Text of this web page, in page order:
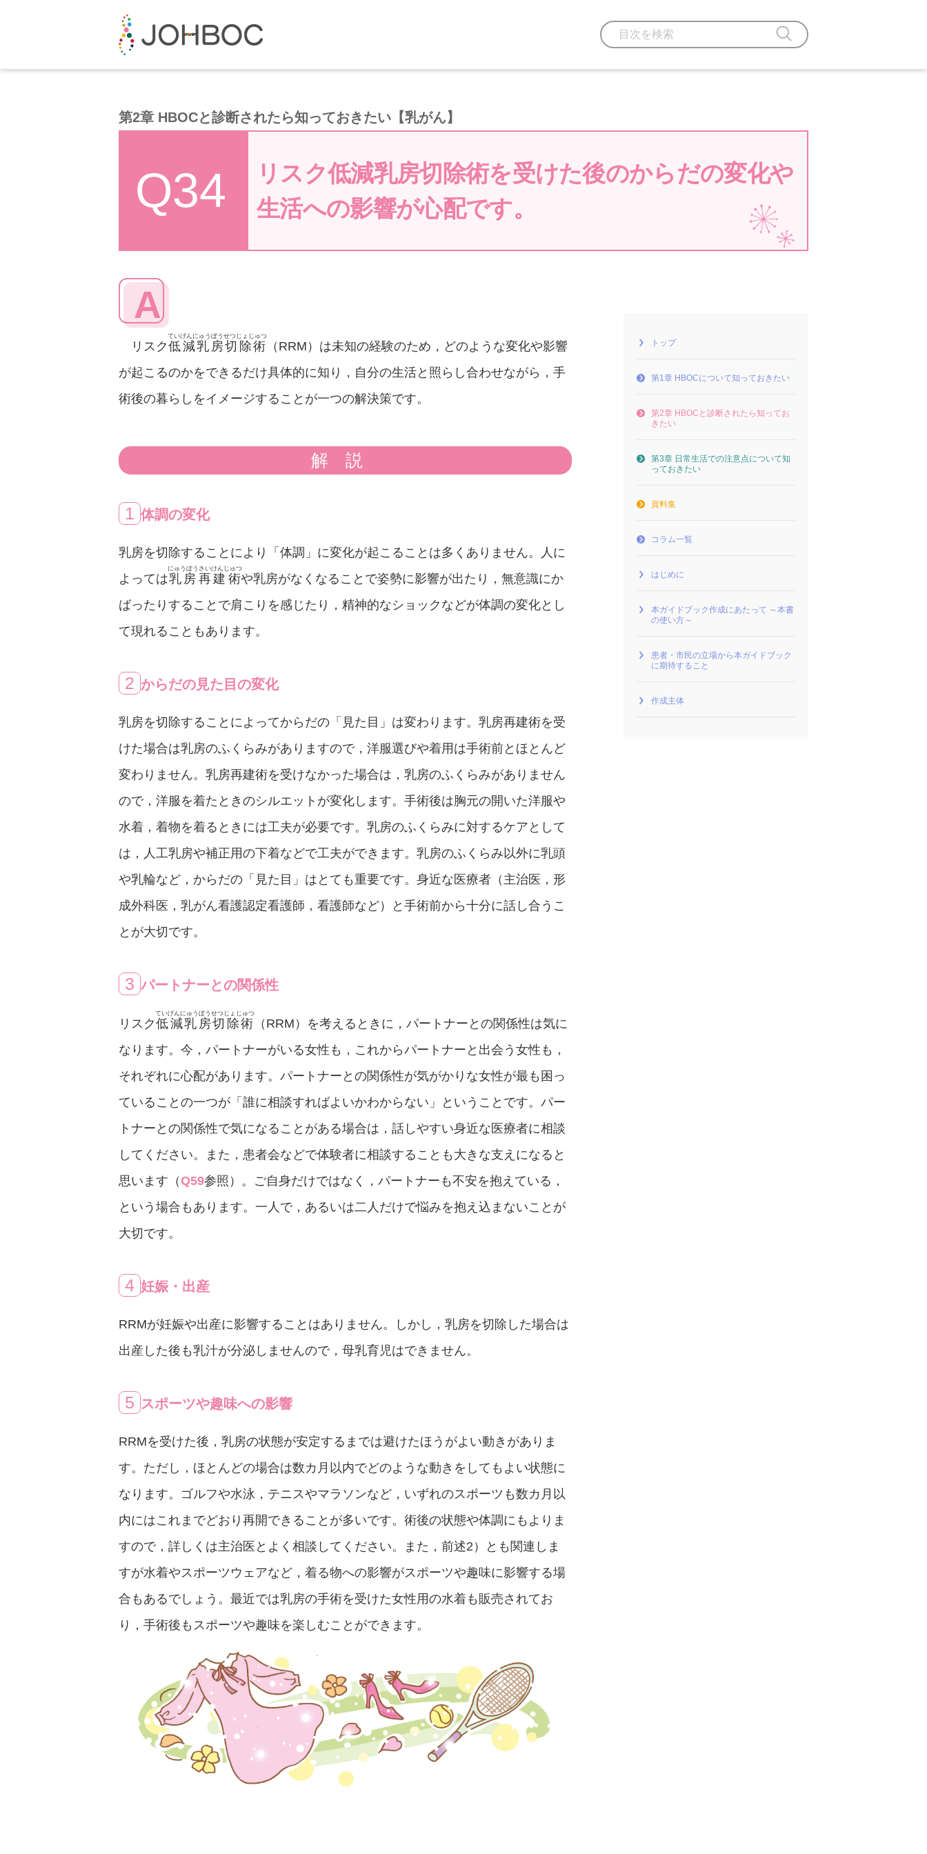
第2章 HBOCと診断されたら知っておきたい【乳がん】
Q34
リスク低減乳房切除術を受けた後のからだの変化や
生活への影響が心配です。
A
リスク低減乳房切除術
ていげんにゅうぼうせつじょじゅつ
（RRM）は未知の経験のため，どのような変化や影響
が起こるのかをできるだけ具体的に知り，自分の生活と照らし合わせながら，手
術後の暮らしをイメージすることが一つの解決策です。
解説
1 体調の変化
乳房を切除することにより「体調」に変化が起こることは多くありません。人に
よっては乳房再建術
にゅうぼうさいけんじゅつ
や乳房がなくなることで姿勢に影響が出たり，無意識にか
ばったりすることで肩こりを感じたり，精神的なショックなどが体調の変化とし
て現れることもあります。
2 からだの見た目の変化
乳房を切除することによってからだの「見た目」は変わります。乳房再建術を受
けた場合は乳房のふくらみがありますので，洋服選びや着用は手術前とほとんど
変わりません。乳房再建術を受けなかった場合は，乳房のふくらみがありません
ので，洋服を着たときのシルエットが変化します。手術後は胸元の開いた洋服や
水着，着物を着るときには工夫が必要です。乳房のふくらみに対するケアとして
は，人工乳房や補正用の下着などで工夫ができます。乳房のふくらみ以外に乳頭
や乳輪など，からだの「見た目」はとても重要です。身近な医療者（主治医，形
成外科医，乳がん看護認定看護師，看護師など）と手術前から十分に話し合うこ
とが大切です。
3 パートナーとの関係性
リスク低減乳房切除術
ていげんにゅうぼうせつじょじゅつ
（RRM）を考えるときに，パートナーとの関係性は気に
なります。今，パートナーがいる女性も，これからパートナーと出会う女性も，
それぞれに心配があります。パートナーとの関係性が気がかりな女性が最も困っ
ていることの一つが「誰に相談すればよいかわからない」ということです。パー
トナーとの関係性で気になることがある場合は，話しやすい身近な医療者に相談
してください。また，患者会などで体験者に相談することも大きな支えになると
思います（Q59参照）。ご自身だけではなく，パートナーも不安を抱えている，
という場合もあります。一人で，あるいは二人だけで悩みを抱え込まないことが
大切です。
4 妊娠・出産
RRMが妊娠や出産に影響することはありません。しかし，乳房を切除した場合は
出産した後も乳汁が分泌しませんので，母乳育児はできません。
5 スポーツや趣味への影響
RRMを受けた後，乳房の状態が安定するまでは避けたほうがよい動きがありま
す。ただし，ほとんどの場合は数カ月以内でどのような動きをしてもよい状態に
なります。ゴルフや水泳，テニスやマラソンなど，いずれのスポーツも数カ月以
内にはこれまでどおり再開できることが多いです。術後の状態や体調にもよりま
すので，詳しくは主治医とよく相談してください。また，前述2）とも関連しま
すが水着やスポーツウェアなど，着る物への影響がスポーツや趣味に影響する場
合もあるでしょう。最近では乳房の手術を受けた女性用の水着も販売されてお
り，手術後もスポーツや趣味を楽しむことができます。
トップ
第1章 HBOCについて知っておきたい
第2章 HBOCと診断されたら知ってお
きたい
第3章 日常生活での注意点について知
っておきたい
資料集
コラム一覧
はじめに
本ガイドブック作成にあたって ～本書
の使い方～
患者・市民の立場から本ガイドブック
に期待すること
作成主体